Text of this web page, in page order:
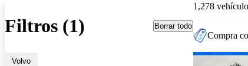
Filtros (1) Borrar todo
Volvo
1,278
Compra